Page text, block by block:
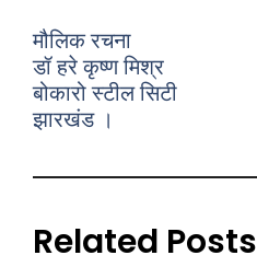
मौलिक रचना
डॉ हरे कृष्ण मिश्र
बोकारो स्टील सिटी
झारखंड ।
Related Posts